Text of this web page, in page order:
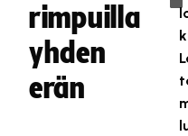
rimpuilla
yhden
erän